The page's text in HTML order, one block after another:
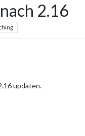
2.16
updaten.